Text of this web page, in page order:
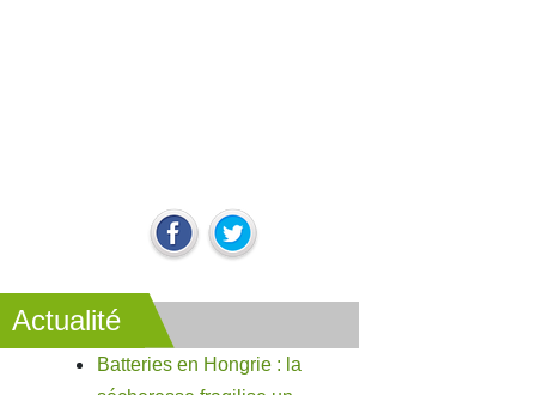
Actualité
Batteries en Hongrie : la